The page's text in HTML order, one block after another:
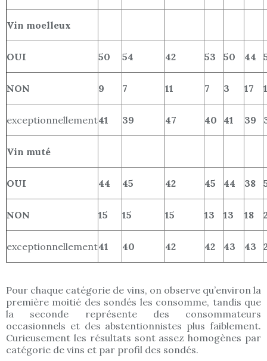
Vin moelleux
OUI 50 54 42 53 50 44
NON 9 7 11 7 3 17
exceptionnellement41 39 47 40 41 39
Vin muté
OUI 44 45 42 45 44 38
NON 15 15 15 13 13 18
exceptionnellement41 40 42 42 43 43
Pour chaque catégorie de vins, on observe qu’environ la
première moitié des sondés les consomme, tandis que
la seconde représente des consommateurs
occasionnels et des abstentionnistes plus faiblement.
Curieusement les résultats sont assez homogènes par
catégorie de vins et par profil des sondés.